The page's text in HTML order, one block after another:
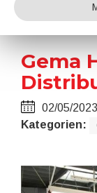
Gema
02/05/2023
Kategorien: